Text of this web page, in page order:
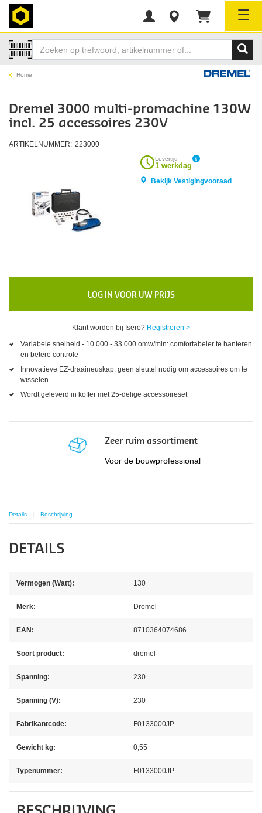
Home
Dremel 3000 multi-promachine 130W
incl. 25 accessoires 230V
ARTIKELNUMMER: 223000
Levertijd
1 werkdag
Bekijk Vestigingvooraad
LOG IN VOOR UW PRIJS
Klant worden bij Isero? Registreren >
Variabele snelheid - 10.000 - 33.000 omw/min: comfortabeler te hanteren
en betere controle
Innovatieve EZ-draaineuskap: geen sleutel nodig om accessoires om te
wisselen
Wordt geleverd in koffer met 25-delige accessoireset
Zeer ruim assortiment
Voor de bouwprofessional
Details Beschrijving
DETAILS
Vermogen (Watt): 130
Merk: Dremel
EAN: 8710364074686
Soort product: dremel
Spanning: 230
Spanning (V): 230
Fabrikantcode: F0133000JP
Gewicht kg: 0,55
Typenummer: F0133000JP